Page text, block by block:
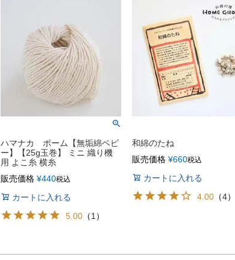
ハマナカ ポーム【無垢綿ベビ
ー】【25g玉巻】 ミニ 織り機
用 よこ糸 横糸
販売価格 ¥440税込
カートに入れる
5.00（1 ）
和綿のたね
販売価格 ¥660税込
カートに入れる
4.00 （4）